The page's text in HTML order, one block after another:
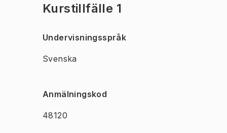
Kurstillfälle 1
Undervisningsspråk
Svenska
Anmälningskod
48120